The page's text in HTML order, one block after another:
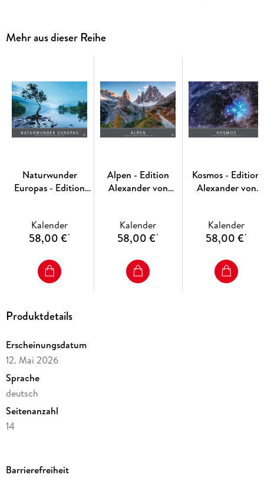
Mehr aus dieser Reihe
Naturwunder
Europas - Edition
2027
Kalender
58,00 €*
Alpen - Edition
Alexander von
Kalender
58,00 €*
Kosmos - Edition
Alexander von
Kalender
58,00 €*
Produktdetails
Erscheinungsdatum
12. Mai 2026
Sprache
deutsch
Seitenanzahl
14
Barrierefreiheit